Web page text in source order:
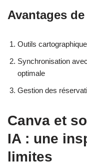
Avantages
Outils
Synchronisation
optimale
Gestion des
Canva et
IA : une
limites